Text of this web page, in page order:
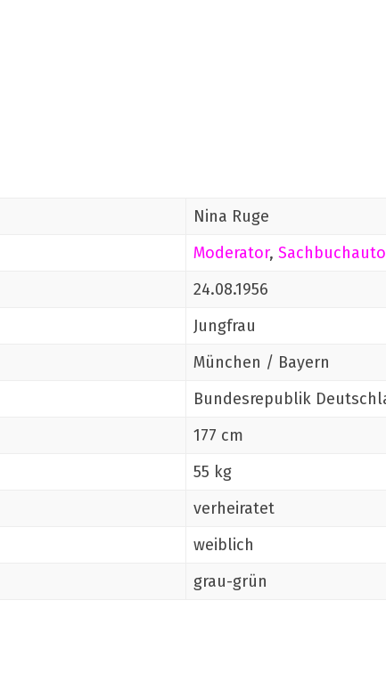
Nina Ruge
Moderator,
24.08.1956
Jungfrau
München / Bayern
Bundesrepublik
177 cm
55 kg
verheiratet
weiblich
grau-grün